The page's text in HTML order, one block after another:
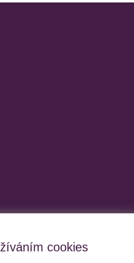
cookies